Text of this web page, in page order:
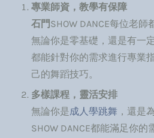
專業師資，教學有保障
石門SHOW DANCE每位老師
無論你是零基礎，還是有一
都能針對你的需求進行專業
己的舞蹈技巧。
多樣課程，靈活安排
無論你是成人學跳舞 ，還是
SHOW DANCE都能滿足你